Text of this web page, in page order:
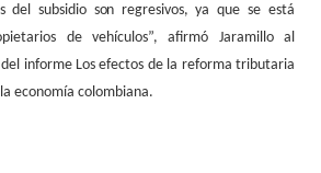
delsubsidio son regresivos, ya que se está
de vehículos”, afirmó Jaramillo al
informe Los efectos de la reforma tributaria
economía colombiana.